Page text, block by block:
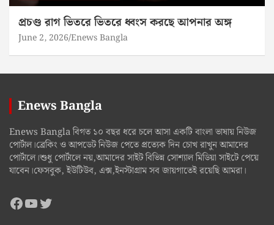
প্রচণ্ড রাগ ভিতরে ভিতরে ধ্বংস করছে আপনার অঙ্গ
June 2, 2026 Enews Bangla
Enews Bangla
Enews Bangla বিগত ১০ বছর ধরে চলে আসা একটি বাংলা ভাষায় নিউজ
পোর্টাল।ব্রেকিং ও আপডেট নিউজ পেতে প্রত্যেক দিন চোখ রাখুন আমাদের
পোর্টালে।শুধু পোর্টালে নয়,আমাদের সাইট বিভিন্ন সোশ্যাল মিডিয়া সাইটে পেয়ে
যাবেন।ফেসবুক, ইউটিউব, এক্স,ইনস্টাগ্রাম সব জায়গাতেই রয়েছি আমরা।
Facebook
YouTube
Twitter